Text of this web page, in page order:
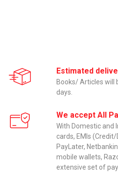
Estimated
Books/ Articles will
days.
We accept All
With Domestic and
cards, EMIs
PayLater,
mobile wallets,
extensive set of